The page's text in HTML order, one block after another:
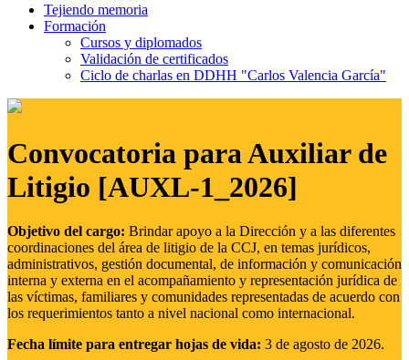
Tejiendo memoria
Formación
Cursos y diplomados
Validación de certificados
Ciclo de charlas en DDHH "Carlos Valencia García"
Convocatoria para Auxiliar de
Litigio [AUXL-1_2026]
Objetivo del cargo: Brindar apoyo a la Dirección y a las diferentes
coordinaciones del área de litigio de la CCJ, en temas jurídicos,
administrativos, gestión documental, de información y comunicación
interna y externa en el acompañamiento y representación jurídica de
las víctimas, familiares y comunidades representadas de acuerdo con
los requerimientos tanto a nivel nacional como internacional.
Fecha límite para entregar hojas de vida: 3 de agosto de 2026.